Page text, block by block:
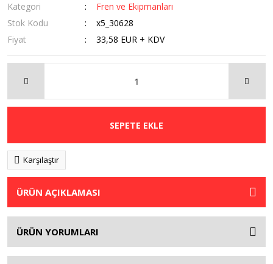
Kategori
Fren ve Ekipmanları
Stok Kodu
x5_30628
Fiyat
33,58 EUR + KDV
SEPETE EKLE
Karşılaştır
ÜRÜN AÇIKLAMASI
ÜRÜN YORUMLARI